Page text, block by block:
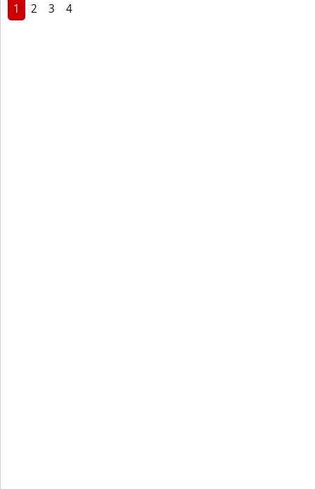
1
2 3 4